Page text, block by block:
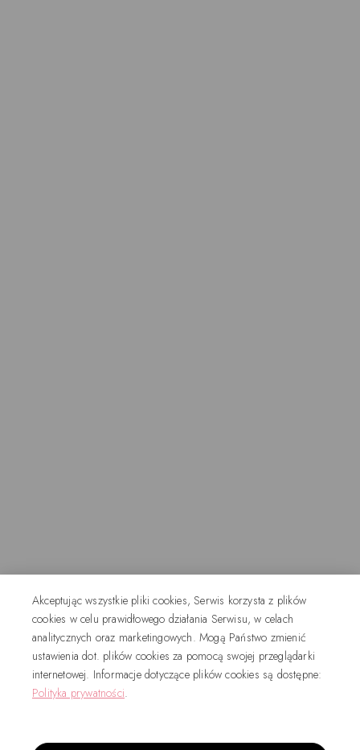
Akceptując wszystkie pliki cookies, Serwis korzysta z plików
cookies w celu prawidłowego działania Serwisu, w celach
analitycznych oraz marketingowych. Mogą Państwo zmienić
ustawienia dot. plików cookies za pomocą swojej przeglądarki
internetowej. Informacje dotyczące plików cookies są dostępne:
Polityka prywatności.